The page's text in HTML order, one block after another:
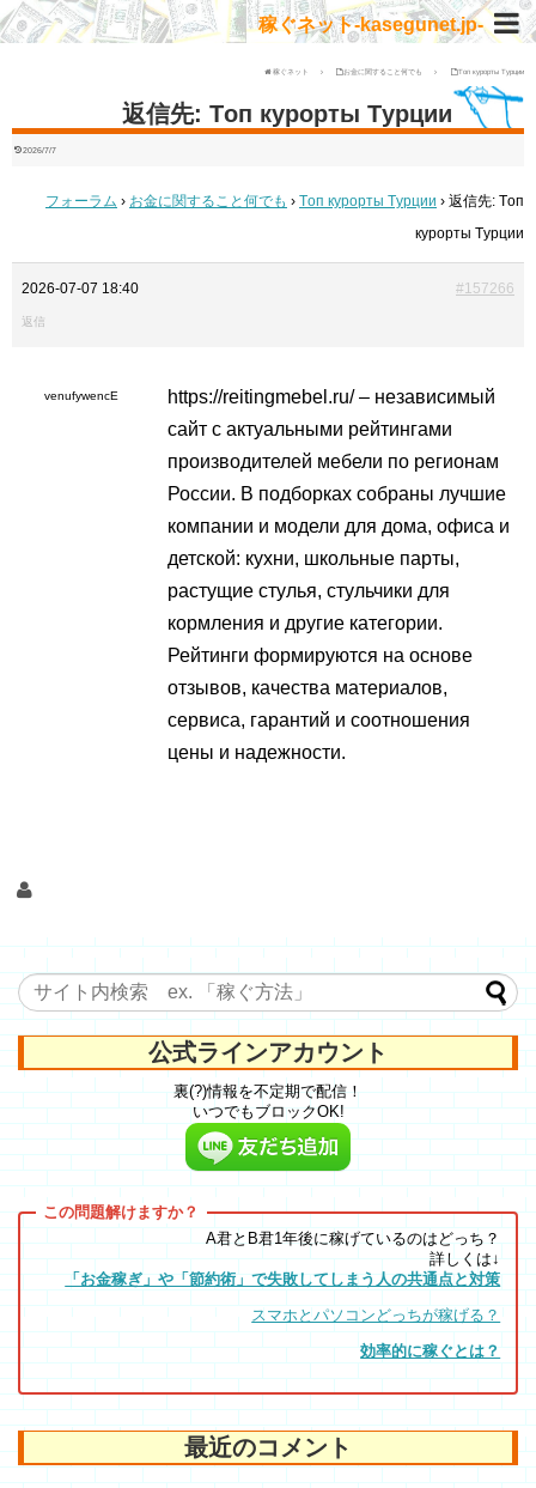
稼ぐネット-kasegunet.jp-
稼ぐネット お金に関すること何でも Tоп курорты Tурции
返信先: Tоп курорты Tурции
2026/7/7
フォーラム › お金に関すること何でも › Tоп курорты Tурции › 返信先: Tоп
курорты Tурции
2026-07-07 18:40 #157266
返信
venufywencE
https://reitingmebel.ru/ – независимый
сайт с актуальными рейтингами
производителей мебели по регионам
России. В подборках собраны лучшие
компании и модели для дома, офиса и
детской: кухни, школьные парты,
растущие стулья, стульчики для
кормления и другие категории.
Рейтинги формируются на основе
отзывов, качества материалов,
сервиса, гарантий и соотношения
цены и надежности.
公式ラインアカウント
裏(?)情報を不定期で配信！
いつでもブロックOK!
A君とB君1年後に稼げているのはどっち？
詳しくは↓
「お金稼ぎ」や「節約術」で失敗してしまう人の共通点と対策
スマホとパソコンどっちが稼げる？
効率的に稼ぐとは？
最近のコメント